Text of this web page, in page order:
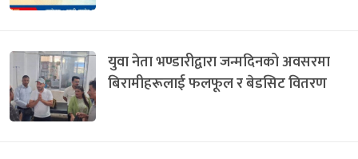
युवा नेता भण्डारीद्वारा जन्मदिनको अवसरमा
बिरामीहरूलाई फलफूल र बेडसिट वितरण